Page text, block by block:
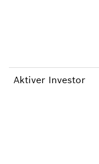
Aktiver Investor